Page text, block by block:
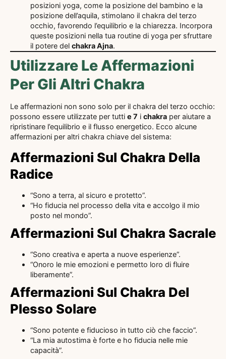
posizioni yoga, come la posizione del bambino e la
posizione dell’aquila, stimolano il chakra del terzo
occhio, favorendo l’equilibrio e la chiarezza. Incorpora
queste posizioni nella tua routine di yoga per sfruttare
il potere del chakra Ajna.
Utilizzare Le Affermazioni
Per Gli Altri Chakra
Le affermazioni non sono solo per il chakra del terzo occhio:
possono essere utilizzate per tutti e 7 i chakra per aiutare a
ripristinare l’equilibrio e il flusso energetico. Ecco alcune
affermazioni per altri chakra chiave del sistema:
Affermazioni Sul Chakra Della
Radice
“Sono a terra, al sicuro e protetto”.
“Ho fiducia nel processo della vita e accolgo il mio
posto nel mondo”.
Affermazioni Sul Chakra Sacrale
“Sono creativa e aperta a nuove esperienze”.
“Onoro le mie emozioni e permetto loro di fluire
liberamente”.
Affermazioni Sul Chakra Del
Plesso Solare
“Sono potente e fiducioso in tutto ciò che faccio”.
“La mia autostima è forte e ho fiducia nelle mie
capacità”.